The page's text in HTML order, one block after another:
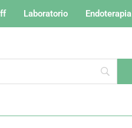
Laboratorio Endoterapia